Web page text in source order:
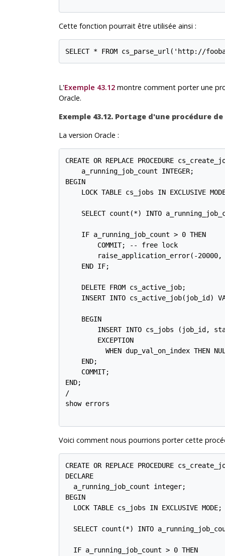
Cette fonction pourrait être utilisée ainsi :
SELECT * FROM cs_parse_url('http://
L'Exemple 43.12montre comment porter une
Oracle.
Exemple 43.12. Portage d'une procédure de
La version Oracle :
CREATE OR REPLACE PROCEDURE
    a_running_job_count INTEGER;
BEGIN
LOCK TABLE cs_jobs IN EXCLUSIVE
SELECT count(*) INTO
    IF a_running_job_count > 0 THEN
        COMMIT; -- free lock
raise_application_error(-
    END IF;
    DELETE FROM cs_active_job;
INSERT INTO cs_active_job(job_id)
    BEGIN
INSERT INTO cs_jobs (job_id,
        EXCEPTION
    END;
    COMMIT;
END;
/
show errors
Voici comment nous pourrions porter cette
CREATE OR REPLACE PROCEDURE
DECLARE
  a_running_job_count integer;
BEGIN
  LOCK TABLE cs_jobs IN EXCLUSIVE MODE;
SELECT count(*) INTO
  IF a_running_job_count > 0 THEN